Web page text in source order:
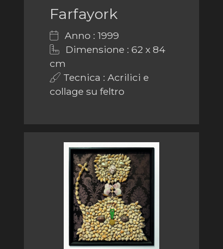
Farfayork
Anno : 1999
Dimensione : 62 x 84
cm
Tecnica : Acrilici e
collage su feltro